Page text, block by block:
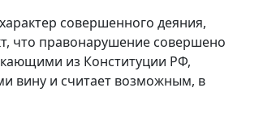
совершенного деяния,
что правонарушение совершено
из Конституции РФ,
вину и считает возможным, в